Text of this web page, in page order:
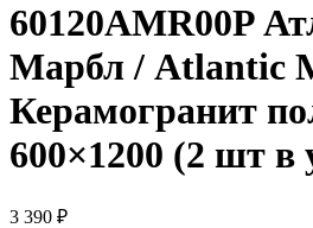
60120AMR00P
Марбл / Atlantic
Керамогранит
600×1200 (2 шт в
3 390 ₽